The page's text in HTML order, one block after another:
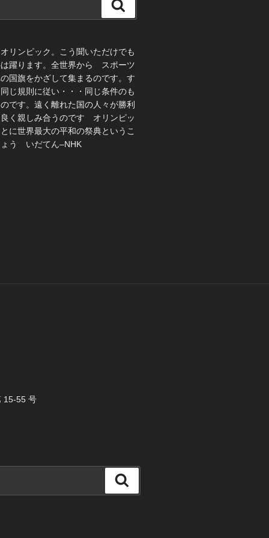
索
リンピック。こう聞いただけでも
躍ります。全世界から スポーツ
国旗をかざして集まるのです。す
じ規則に従い・・・同じ条件のも
です。遠く離れた国の人々が勝利
く親しみ合うのです オリンピッ
に世界最大の平和の祭典というこ
ょう いだてん–NHK
15-55 号
索